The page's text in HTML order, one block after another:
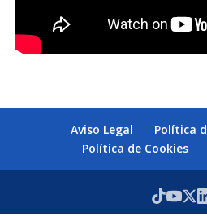
Aviso Legal
Política
Política de Cookies